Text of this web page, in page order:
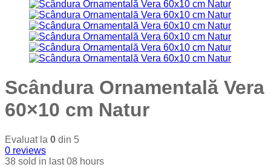
Scândura Ornamentală Vera
60×10 cm Natur
Evaluat la 0 din 5
0 reviews
38 sold in last08 hours